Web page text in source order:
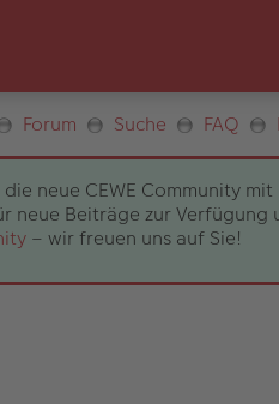
Forum Suche FAQ
neue CEWE Community
neue Beiträge zur
– wir freuen uns auf Sie!